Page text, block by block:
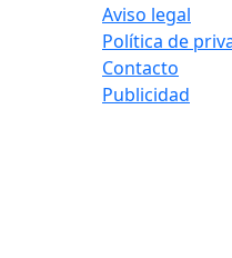
Aviso legal
Política de
Contacto
Publicidad